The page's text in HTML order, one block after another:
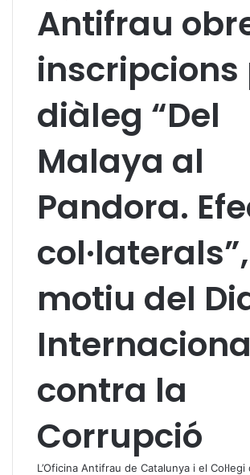
Antifrau
inscripcions
diàleg “Del
Malaya al
Pandora.
motiu del
contra la
Corrupció
L’Oficina Antifrau de Catalunya i el